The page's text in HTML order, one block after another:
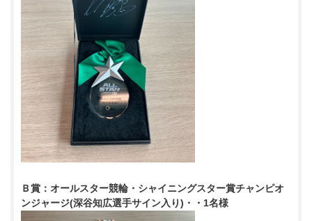
Ｂ賞：オールスター競輪・シャイニングスター賞チャンピオ
ンジャージ(深谷知広選手サイン入り)・・1名様